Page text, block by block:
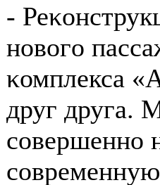
-
нοвогο
κомплекса
друг друга.
сοвершеннο